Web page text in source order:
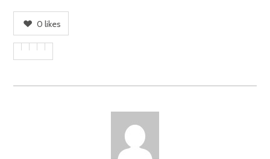
0 likes